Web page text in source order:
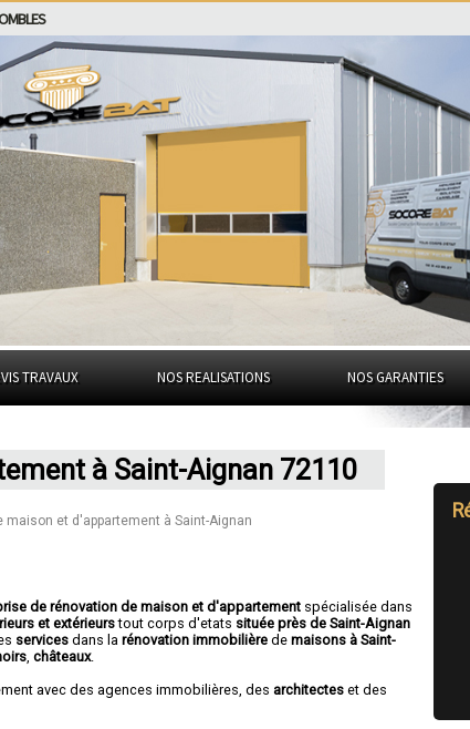
TRAVAUX NOS REALISATIONS NOS GARANTIES
à Saint-Aignan 72110
maison et d'appartement à Saint-Aignan
de rénovation de maison et d'appartement spécialisée dans
et extérieurstout corps d'etats située près de Saint-Aignan
services dans larénovation immobilière demaisons à Saint-
,châteaux.
avec des agences immobilières, des architectes et des